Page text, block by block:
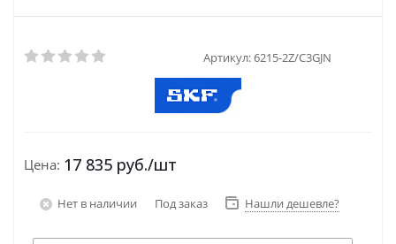
Артикул:6215-2Z/C3GJN
Цена: 17 835 руб./шт
Нет в наличии Под заказ Нашли дешевле?